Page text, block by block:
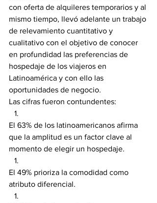
con oferta de alquileres temporarios y al
mismo tiempo, llevó adelante un trabajo
de relevamiento cuantitativo y
cualitativo con el objetivo de conocer
en profundidad las preferencias de
hospedaje de los viajeros en
Latinoamérica y con ello las
oportunidades de negocio.
Las cifras fueron contundentes:
El 63% de los latinoamericanos afirma
que la amplitud es un factor clave al
momento de elegir un hospedaje.
El 49% prioriza la comodidad como
atributo diferencial.